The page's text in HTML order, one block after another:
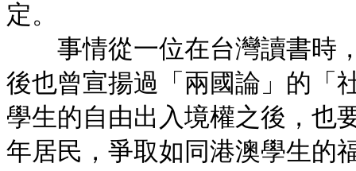
定。
事情從一位在台灣讀書時，
後也曾宣揚過「兩國論」的「
學生的自由出入境權之後，也
年居民，爭取如同港澳學生的